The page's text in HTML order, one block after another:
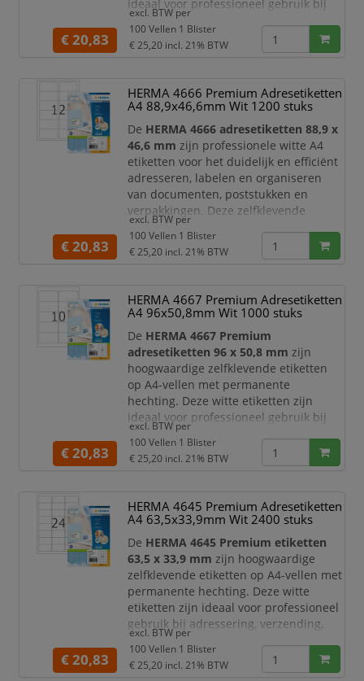
ideaal voor professioneel gebruik bij
verzending, adressering,
productlabeling, magazijnbeheer,
archivering en kantoororganisatie.
geschikt voor verzendetiketten,
adresetiketten, productlabels,
informatielabels en duidelijke
documentmarkeringen.
De e
€ 20,83
excl. BTW per
100 Vellen 1 Blister
€ 25,20 incl. 21% BTW
HERMA 4666 Premium Adresetiketten
A4 88,9x46,6mm Wit 1200 stuks
De HERMA 4666 adresetiketten 88,9 x
46,6 mm zijn professionele witte A4
etiketten voor het duidelijk en efficiënt
adresseren, labelen en organiseren
van documenten, poststukken en
verpakkingen. Deze zelfklevende
etiketten zijn permanent hechtend en
geschikt voor gebruik met
laserprinters, inkjetprinters,
kleurenlaserprinters en
kleurenkopieerapparaten. Dankzij het
royale formaat zijn ze ideaal voor
adreslabels, verzendetiket
€ 20,83
excl. BTW per
100 Vellen 1 Blister
€ 25,20 incl. 21% BTW
HERMA 4667 Premium Adresetiketten
A4 96x50,8mm Wit 1000 stuks
De HERMA 4667 Premium
adresetiketten 96 x 50,8 mm zijn
hoogwaardige zelfklevende etiketten
op A4-vellen met permanente
hechting. Deze witte etiketten zijn
ideaal voor professioneel gebruik bij
adressering, verzending, mailings,
archivering, administratie en
kantoororganisatie. Dankzij het
voor adresetiketten, verzendetiketten,
retourlabels, productlabels en
duidelijke documentmarkeringen.
De etiketten z
€ 20,83
excl. BTW per
100 Vellen 1 Blister
€ 25,20 incl. 21% BTW
HERMA 4645 Premium Adresetiketten
A4 63,5x33,9mm Wit 2400 stuks
De HERMA 4645 Premium etiketten
63,5 x 33,9 mm zijn hoogwaardige
zelfklevende etiketten op A4-vellen met
permanente hechting. Deze witte
etiketten zijn ideaal voor professioneel
gebruik bij adressering, verzending,
mailings, archivering, administratie en
kantoororganisatie. Dankzij het
praktische formaat zijn ze zeer geschikt
€ 20,83
excl. BTW per
100 Vellen 1 Blister
€ 25,20 incl. 21% BTW